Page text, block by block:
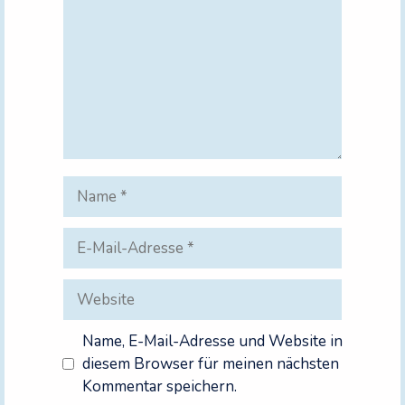
Name
Mail-
Adresse
Website
Name, E-Mail-Adresse und Website in
diesem Browser für meinen nächsten
Kommentar speichern.